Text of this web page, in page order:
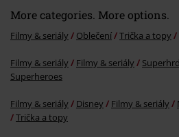
More categories. More options.
Filmy & seriály Oblečení Trička a topy
Filmy & seriály Filmy & seriály
Superheroes
Filmy & seriály Disney Filmy & seriály
Trička a topy